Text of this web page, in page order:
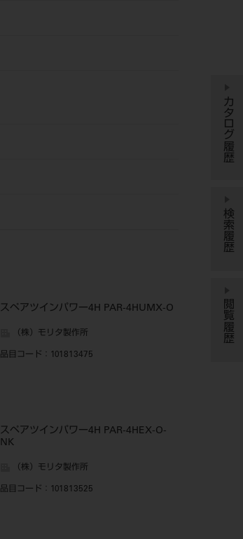
スペアツインパワー4H PAR-4HUMX-O
（株）モリタ製作所
品目コード ：101813475
スペアツインパワー4H PAR-4HEX-O-
NK
（株）モリタ製作所
品目コード ：101813525
カタログ履歴
検索履歴
閲覧履歴